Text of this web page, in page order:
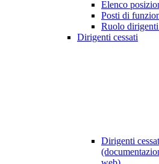
Elenco
Posti di
Ruolo dirigenti
Dirigenti cessati
Dirigenti